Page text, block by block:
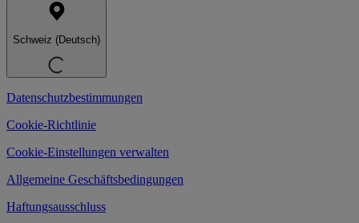
Schweiz (Deutsch)
Datenschutzbestimmungen
Cookie-Richtlinie
Cookie-Einstellungen verwalten
Allgemeine Geschäftsbedingungen
Haftungsausschluss